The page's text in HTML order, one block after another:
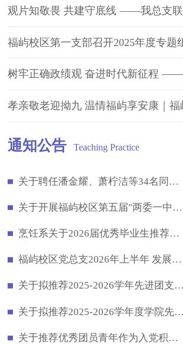
通知公告 Teaching Practice
关于聘任潘金耀、萧柠洁等34名同学为福屿校区团总支、学生会、自律会学生干部的决定
关于开展福屿校区第五届"两委一中心"干部换届选举的通知
烹饪系关于2026届优秀毕业生推荐名单公示
福屿校区党总支2026年上半年 发展对象公示
关于拟推荐2025-2026学年先进团支部，优秀共青团干部，优秀共青团员评选名单的公示
关于拟推荐2025-2026学年度学院先进班集体 和三好学生、优秀学生干部的公示
关于推荐优秀团员青年作为入党积极分子名单公示